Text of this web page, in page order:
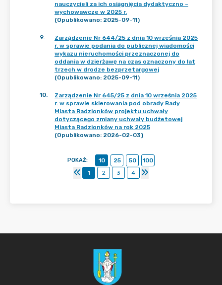
nauczycieli za ich osiągnięcia dydaktyczno –
wychowawcze w 2025 r.
(Opublikowano: 2025-09-11)
9.
Zarządzenie Nr 644/25 z dnia 10 września 2025
r. w sprawie podania do publicznej wiadomości
wykazu nieruchomości przeznaczonej do
oddania w dzierżawę na czas oznaczony do lat
trzech w drodze bezprzetargowej
(Opublikowano: 2025-09-11)
10.
Zarządzenie Nr 645/25 z dnia 10 września 2025
r. w sprawie skierowania pod obrady Rady
Miasta Radzionków projektu uchwały
dotyczącego zmiany uchwały budżetowej
Miasta Radzionków na rok 2025
(Opublikowano: 2026-02-03)
POKAŻ: 10 25 50
100
1
2 3 4